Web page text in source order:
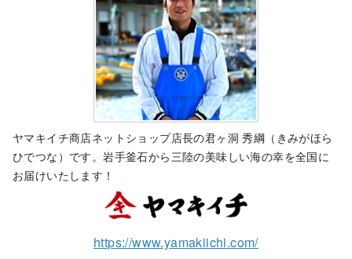
ヤマキイチ商店ネットショップ店長の君ヶ洞 秀綱（きみがほら
ひでつな）です。岩手釜石から三陸の美味しい海の幸を全国に
お届けいたします！
https://www.yamakiichi.com/